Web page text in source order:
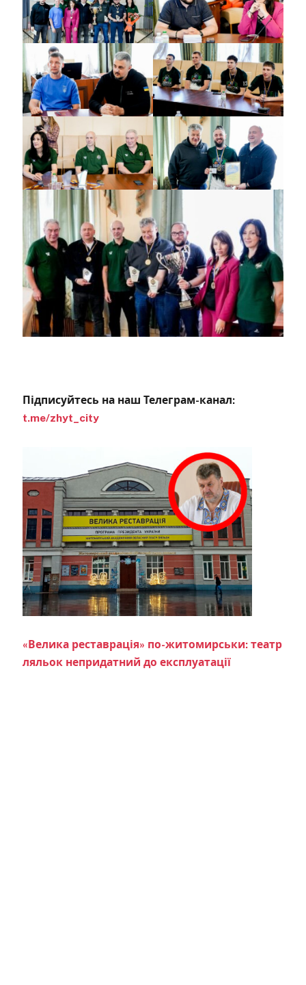
Підписуйтесь на наш Телеграм-канал:
t.me/zhyt_city
«Велика реставрація» по-житомирськи: театр
ляльок непридатний до експлуатації